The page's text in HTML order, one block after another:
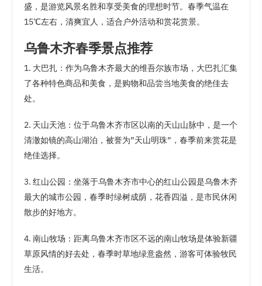
盛，是游览风景名胜和享受美食的理想时节。春季气温在
15℃左右，清爽宜人，适合户外活动和赏花赏景。
乌鲁木齐春季景点推荐
1. 大巴扎：作为乌鲁木齐最大的维吾尔族市场，大巴扎汇集
了各种特色商品和美食，是购物和品尝当地美食的绝佳去
处。
2. 天山天池：位于乌鲁木齐市区以南的天山山脉中，是一个
清澈如镜的高山湖泊，被誉为”天山明珠”，春季前来赏花是
绝佳选择。
3. 红山公园：坐落于乌鲁木齐市中心的红山公园是乌鲁木齐
最大的城市公园，春季时绿树成荫，花香四溢，是市民休闲
散步的好地方。
4. 南山牧场：距离乌鲁木齐市区不远的南山牧场是体验新疆
草原风情的好去处，春季时草地绿意盎然，游客可体验牧民
生活。